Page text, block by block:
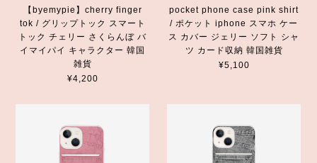
【byemypie】cherry finger
tok / グリップトック スマート
トック チェリー さくらんぼ バ
イマイパイ キャラクター 韓国
雑貨
¥4,200
pocket phone case pink shirt
/ ポケット iphone スマホ ケー
ス カバー ジェリー ソフト シャ
ツ カード収納 韓国雑貨
¥5,100